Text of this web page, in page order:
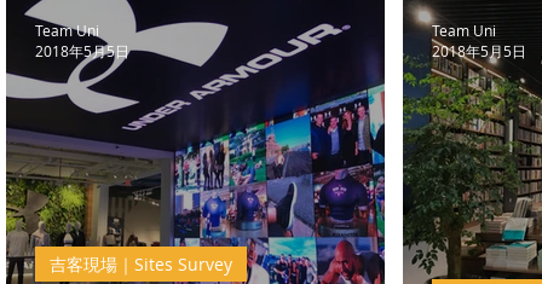
吉客現場｜Sites Survey
Team Uni
2018年5月5日
Team Uni
2018年5月5日